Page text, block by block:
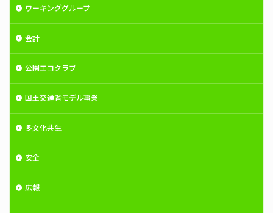
ワーキンググループ
会計
公園エコクラブ
国土交通省モデル事業
多文化共生
安全
広報